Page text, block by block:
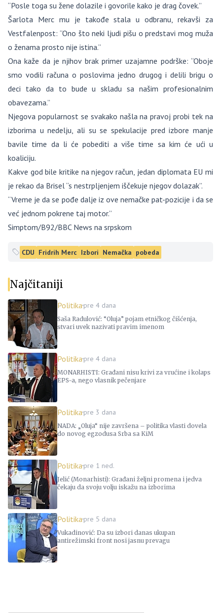
“Posle toga su žene dolazile i govorile kako je drag čovek.”
Šarlota Merc mu je takođe stala u odbranu, rekavši za
Vestfalenpost: “Ono što neki ljudi pišu o predstavi mog muža
o ženama prosto nije istina.”
Ona kaže da je njihov brak primer uzajamne podrške: “Oboje
smo vodili računa o poslovima jedno drugog i delili brigu o
deci tako da to bude u skladu sa našim profesionalnim
obavezama.”
Njegova popularnost se svakako našla na pravoj probi tek na
izborima u nedelju, ali su se spekulacije pred izbore manje
bavile time da li će pobediti a više time sa kim će ući u
koaliciju.
Kakve god bile kritike na njegov račun, jedan diplomata EU mi
je rekao da Brisel “s nestrpljenjem iščekuje njegov dolazak”.
“Vreme je da se pođe dalje iz ove nemačke pat-pozicije i da se
već jednom pokrene taj motor.”
Simptom/B92/BBC News na srpskom
CDU Fridrih Merc Izbori Nemačka pobeda
Najčitaniji
Politikapre 4 dana
Saša Radulović: “Oluja” pojam etničkog čišćenja,
stvari uvek nazivati pravim imenom
Politikapre 4 dana
MONARHISTI: Građani nisu krivi za vrućine i kolaps
EPS-a, nego vlasnik pečenjare
Politikapre 3 dana
NADA: „Oluja“ nije završena – politika vlasti dovela
do novog egzodusa Srba sa KiM
Politikapre 1 ned.
Jelić (Monarhisti): Građani željni promena i jedva
čekaju da svoju volju iskažu na izborima
Politikapre 5 dana
Vukadinović: Da su izbori danas ukupan
antirežimski front nosi jasnu prevagu